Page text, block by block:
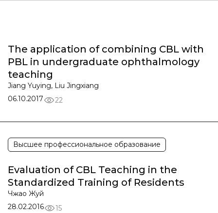
The application of combining CBL with
PBL in undergraduate ophthalmology
teaching
Jiang Yuying, Liu Jingxiang
06.10.2017
22
Высшее профессиональное образование
Evaluation of CBL Teaching in the
Standardized Training of Residents
Чжао Жуй
28.02.2016
15